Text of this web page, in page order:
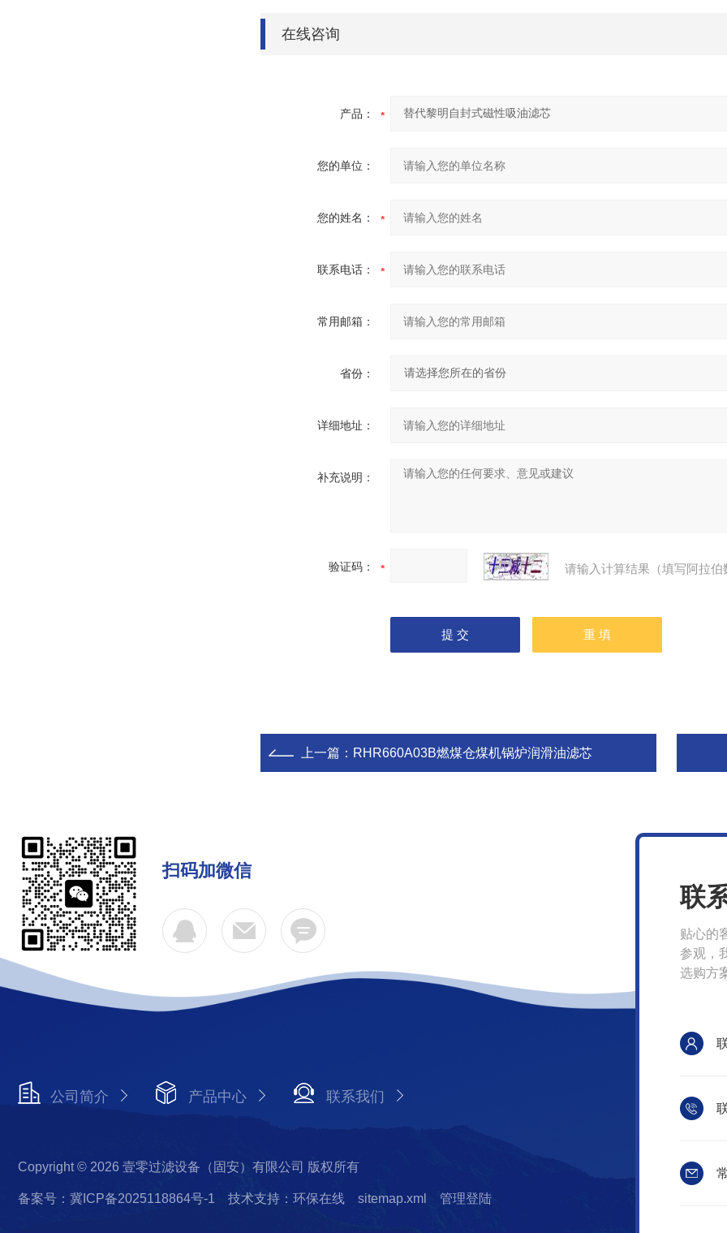
在线咨询
产品：
您的单位：
您的姓名：
联系电话：
常用邮箱：
省份：
详细地址：
补充说明：
验证码： 请输入计算结果（填写阿拉
上一篇： RHR660A03B燃煤仓煤机锅炉润滑油滤芯
扫码加微信
公司简介 产品中心 联系我们
Copyright © 2026 壹零过滤设备（固安）有限公司 版权所有
备案号：冀ICP备2025118864号-1 技术支持：环保在线 sitemap.xml 管理登陆
联
贴心的
参观，
选购方